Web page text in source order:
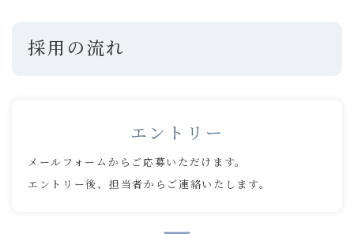
採用の流れ
エントリー
メールフォームからご応募いただけます。
エントリー後、担当者からご連絡いたします。